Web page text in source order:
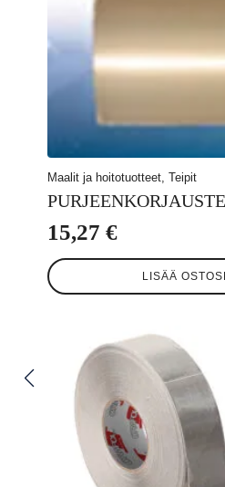
Maalit ja hoitotuotteet, Teipit
15,27 €
LISÄÄ